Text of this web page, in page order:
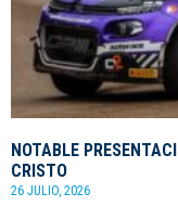
NOTABLE
CRISTO
26 JULIO, 2026